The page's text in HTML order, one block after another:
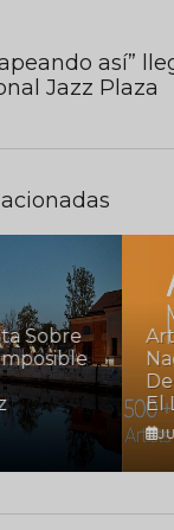
así”
Jazz Plaza
Sobre
El